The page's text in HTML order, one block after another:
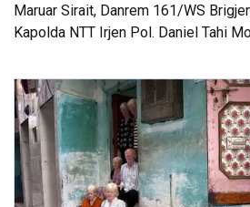
Maruar Sirait, Danrem 161/WS
Kapolda NTT Irjen Pol. Daniel Tahi